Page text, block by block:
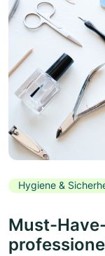
Hygiene &
Must-